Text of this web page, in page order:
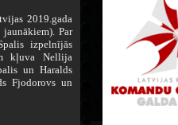
2019.gada
jaunākiem). Par
izpelnījās
kļuva Nellija
un Haralds
Fjodorovs un